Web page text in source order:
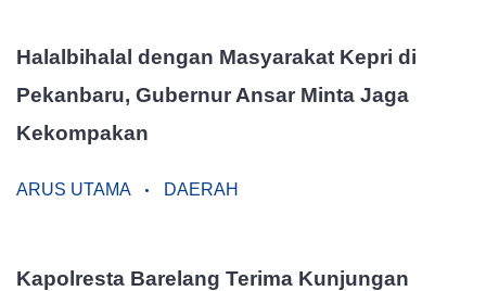
Halalbihalal dengan Masyarakat Kepri di
Pekanbaru, Gubernur Ansar Minta Jaga
Kekompakan
ARUS UTAMA DAERAH
Kapolresta Barelang Terima Kunjungan